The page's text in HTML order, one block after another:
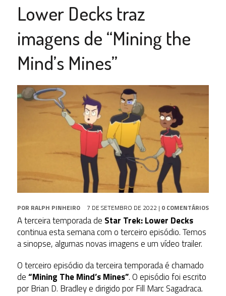
Lower Decks traz
imagens de “Mining the
Mind’s Mines”
POR RALPH PINHEIRO 7 DE SETEMBRO DE 2022 | 0 COMENTÁRIOS
A terceira temporada de Star Trek: Lower Decks
continua esta semana com o terceiro episódio. Temos
a sinopse, algumas novas imagens e um vídeo trailer.
O terceiro episódio da terceira temporada é chamado
de“Mining The Mind’s Mines”. O episódio foi escrito
por Brian D. Bradley e dirigido por Fill Marc Sagadraca.